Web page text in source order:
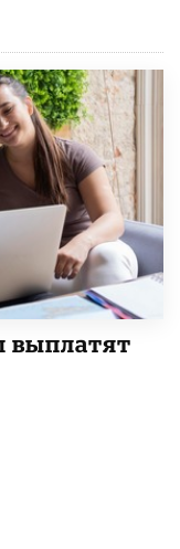
выплатят